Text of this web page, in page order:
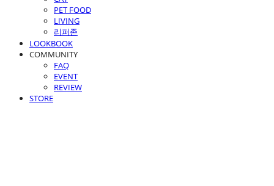
PET FOOD
LIVING
리퍼존
LOOKBOOK
COMMUNITY
FAQ
EVENT
REVIEW
STORE